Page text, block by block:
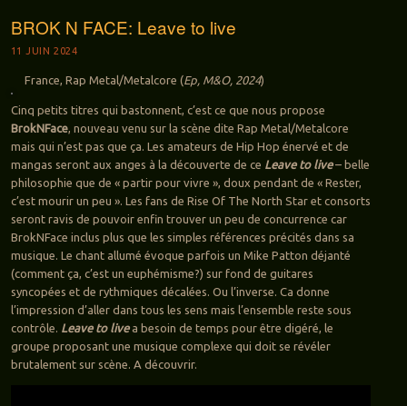
BROK N FACE: Leave to live
11 JUIN 2024
France, Rap Metal/Metalcore (Ep, M&O, 2024)
Cinq petits titres qui bastonnent, c’est ce que nous propose
BrokNFace, nouveau venu sur la scène dite Rap Metal/Metalcore
mais qui n’est pas que ça. Les amateurs de Hip Hop énervé et de
mangas seront aux anges à la découverte de ce Leave to live– belle
philosophie que de « partir pour vivre », doux pendant de « Rester,
c’est mourir un peu ». Les fans de Rise Of The North Star et consorts
seront ravis de pouvoir enfin trouver un peu de concurrence car
BrokNFace inclus plus que les simples références précités dans sa
musique. Le chant allumé évoque parfois un Mike Patton déjanté
(comment ça, c’est un euphémisme?) sur fond de guitares
syncopées et de rythmiques décalées. Ou l’inverse. Ca donne
l’impression d’aller dans tous les sens mais l’ensemble reste sous
contrôle. Leave to livea besoin de temps pour être digéré, le
groupe proposant une musique complexe qui doit se révéler
brutalement sur scène. A découvrir.